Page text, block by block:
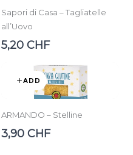
Sapori di Casa – Tagliatelle
all’Uovo
5,20 CHF
ADD
ARMANDO – Stelline
3,90 CHF